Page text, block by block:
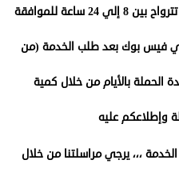
5-عند شراء الخدمة يجب الإنتظار مدة تترواح بين 8 إلي 24 ساعة للموافقة
فيس بوك بعد طلب الخدمة (من
الحملة بالأيام من خلال كمية
،،، يرجي مراسلتنا من خلال